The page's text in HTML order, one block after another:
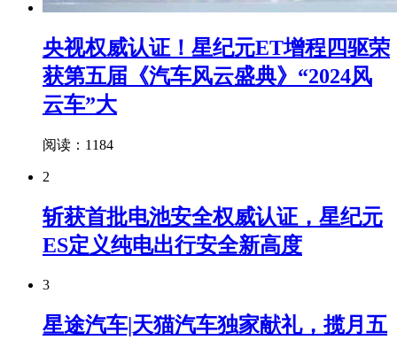
央视权威认证！星纪元ET增程四驱荣
获第五届《汽车风云盛典》“2024风
云车”大
阅读：1184
2
斩获首批电池安全权威认证，星纪元
ES定义纯电出行安全新高度
3
星途汽车|天猫汽车独家献礼，揽月五